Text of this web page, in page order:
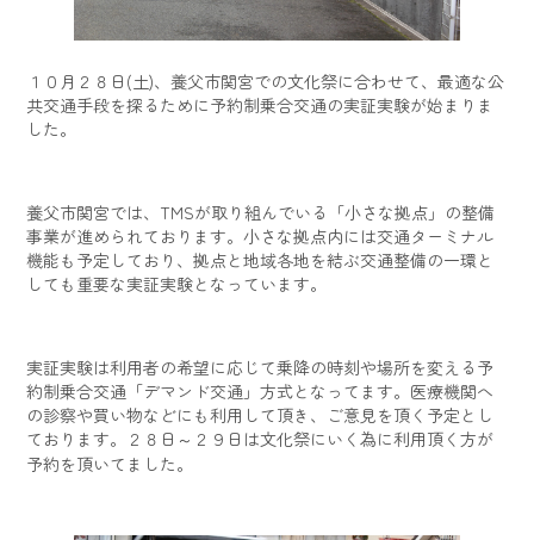
１０月２８日(土)、養父市関宮での文化祭に合わせて、最適な公
共交通手段を探るために予約制乗合交通の実証実験が始まりま
した。
養父市関宮では、TMSが取り組んでいる「小さな拠点」の整備
事業が進められております。小さな拠点内には交通ターミナル
機能も予定しており、拠点と地域各地を結ぶ交通整備の一環と
しても重要な実証実験となっています。
実証実験は利用者の希望に応じて乗降の時刻や場所を変える予
約制乗合交通「デマンド交通」方式となってます。医療機関へ
の診察や買い物などにも利用して頂き、ご意見を頂く予定とし
ております。２８日～２９日は文化祭にいく為に利用頂く方が
予約を頂いてました。